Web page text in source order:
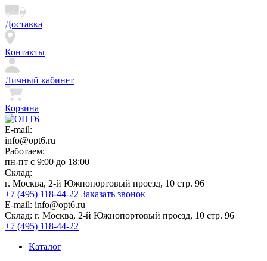
Доставка
Контакты
Личный кабинет
Корзина
E-mail:
info@opt6.ru
Работаем:
пн-пт с 9:00 до 18:00
Склад:
г. Москва, 2-й Южнопортовый проезд, 10 стр. 96
+7 (495) 118-44-22 Заказать звонок
E-mail: info@opt6.ru
Склад: г. Москва, 2-й Южнопортовый проезд, 10 стр. 96
+7 (495) 118-44-22
Каталог